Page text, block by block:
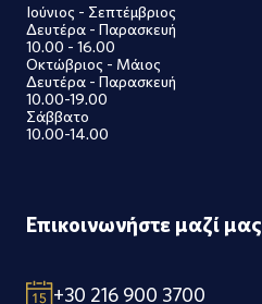
Ιούνιος - Σεπτέμβριος
Δευτέρα - Παρασκευή
10.00 - 16.00
Οκτώβριος - Μάιος
Δευτέρα - Παρασκευή
10.00-19.00
Σάββατο
10.00-14.00
Επικοινωνήστε μαζί μας
+30 216 900 3700